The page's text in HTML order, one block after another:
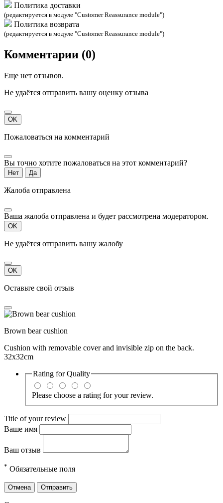
Политика доставки
(редактируется в модуле "Customer Reassurance module")
Политика возврата
(редактируется в модуле "Customer Reassurance module")
Комментарии (0)
Еще нет отзывов.
Не удаётся отправить вашу оценку отзыва
OK
Пожаловаться на комментарий
Вы точно хотите пожаловаться на этот комментарий?
Нет Да
Жалоба отправлена
Ваша жалоба отправлена и будет рассмотрена модератором.
OK
Не удаётся отправить вашу жалобу
OK
Оставьте свой отзыв
Brown bear cushion
Cushion with removable cover and invisible zip on the back.
32x32cm
Rating forQuality
Please choose a rating for your review.
Title of your review
Ваше имя
Ваш отзыв
* Обязательные поля
Отмена Отправить